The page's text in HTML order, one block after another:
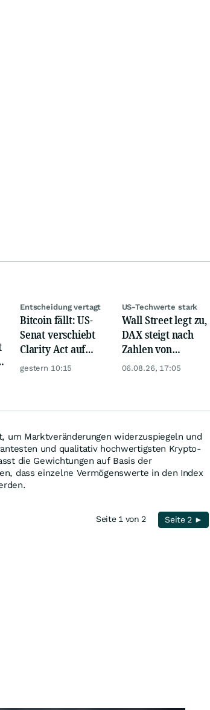
Entscheidung vertagt
Bitcoin fällt: US-
Senat verschiebt
Clarity Act auf
September
gestern 10:15
US-Techwerte stark
Wall Street legt zu,
DAX steigt nach
Zahlen von
Telekom, Henkel
06.08.26, 17:05
Marktveränderungen widerzuspiegeln und
und qualitativ hochwertigsten Krypto-
die Gewichtungen auf Basis der
dass einzelne Vermögenswerte in den Index
Seite 1 von 2 Seite 2 ►